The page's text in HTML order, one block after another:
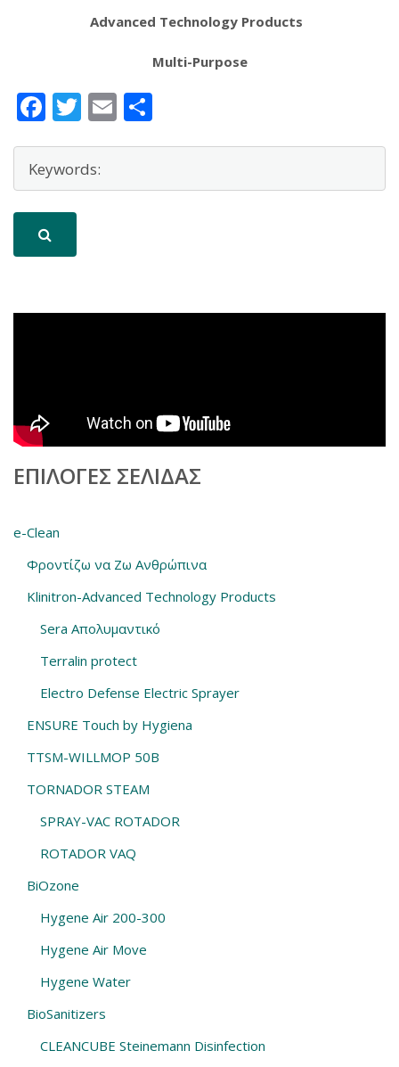
Advanced Technology Products
Multi-Purpose
Facebook
Twitter
Email
ΕΠΙΛΟΓΈΣ ΣΕΛΊΔΑΣ
e-Clean
Φροντίζω να Ζω Ανθρώπινα
Klinitron-Advanced Technology Products
Sera Απολυμαντικό
Terralin protect
Electro Defense Electric Sprayer
ENSURE Touch by Hygiena
TTSM-WILLMOP 50Β
TORNADOR STEAM
SPRAY-VAC ROTADOR
ROTADOR VAQ
BiOzone
Hygene Air 200-300
Hygene Air Move
Hygene Water
BioSanitizers
CLEANCUBE Steinemann Disinfection